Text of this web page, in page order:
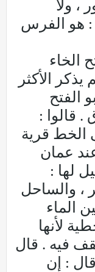
، ولا
: هو الفرس
الخاء
الأكثر
الفتح
. قالوا :
الخط قرية
عمان
لها :
، والساحل
الماء
لأنها
فيه . قال
: إن